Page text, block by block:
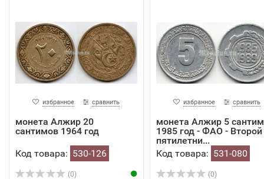
избранное сравнить
монета Алжир 20
сантимов 1964 год
Код товара: 530-126
(0)
избранное сравнить
монета Алжир 5
1985 год - ФАО - Второй
пятилетни...
Код товара: 531-080
(0)